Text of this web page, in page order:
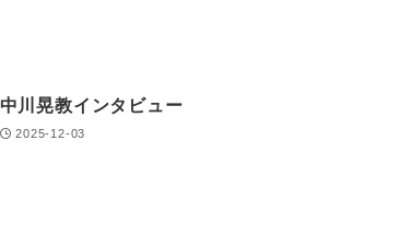
中川晃教インタビュー
2025-12-03